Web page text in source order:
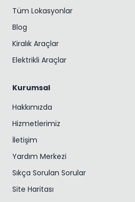
Tüm Lokasyonlar
Blog
Kiralık Araçlar
Elektrikli Araçlar
Kurumsal
Hakkımızda
Hizmetlerimiz
İletişim
Yardım Merkezi
Sıkça Sorulan Sorular
Site Haritası